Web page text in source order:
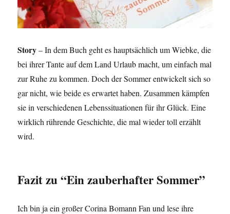
Story– In dem Buch geht es hauptsächlich um Wiebke, die
bei ihrer Tante auf dem Land Urlaub macht, um einfach mal
zur Ruhe zu kommen. Doch der Sommer entwickelt sich so
gar nicht, wie beide es erwartet haben. Zusammen kämpfen
sie in verschiedenen Lebenssituationen für ihr Glück. Eine
wirklich rührende Geschichte, die mal wieder toll erzählt
wird.
Fazit zu “Ein zauberhafter Sommer”
Ich bin ja ein großer Corina Bomann Fan und lese ihre